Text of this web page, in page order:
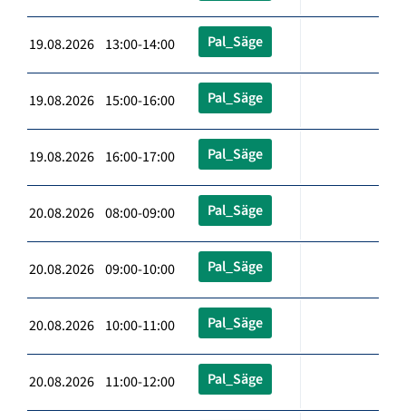
19.08.2026 13:00-14:00 Pal_Säge
19.08.2026 15:00-16:00 Pal_Säge
19.08.2026 16:00-17:00 Pal_Säge
20.08.2026 08:00-09:00 Pal_Säge
20.08.2026 09:00-10:00 Pal_Säge
20.08.2026 10:00-11:00 Pal_Säge
20.08.2026 11:00-12:00 Pal_Säge